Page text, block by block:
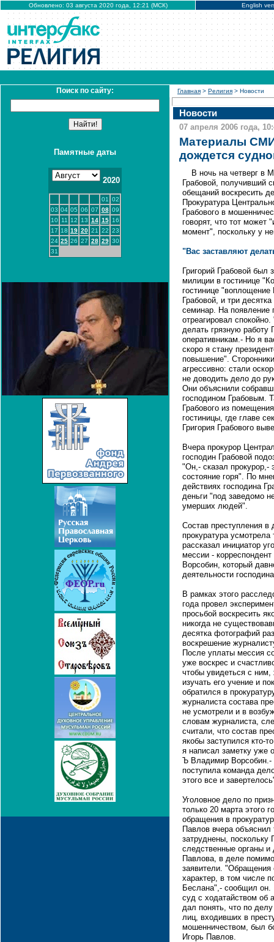
Обновлено: 03 августа 2020 года, 12:21 (МСК) English
Поиск по сайту:
Памятные даты
2020
01
02
03 04 05 06 07 08 09
10
11 12 13 14 15 16
17 18 19 20 21 22 23
24 25 26 27 28 29 30
31
Главная > Религия > Новости
Новости
07 апреля 2006 года,
Материалы
дождется
В ночь на четверг в
Грабовой, получивший
обещаний воскресить
Прокуратура
Грабового в
говорят, что тот может
момент", поскольку у
"Вас заставляют
Григорий Грабовой был
милиции в гостинице
гостинице "воплощение
Грабовой, и три
семинар. На появление
отреагировал
делать грязную работу
оперативникам.- Но я
скоро я стану
повышение".
агрессивно: стали
не доводить дело до
Они объяснили
господином Грабовым.
Грабового из
гостиницы, где главе
Григория Грабового
Вчера прокурор
господин Грабовой
"Он,- сказал прокурор,-
состояние горя". По
действиях господина
деньги "под заведомо
умерших людей".
Состав преступления в
прокуратура
рассказал инициатор
мессии -
Ворсобин, который
деятельности
В рамках этого
года провел
просьбой воскресить
никогда не
десятка фотографий
воскрешение
После уплаты мессия
уже воскрес и
чтобы увидеться с
изучать его учение и
обратился в
журналиста состава
не усмотрели и в
словам журналиста,
считали, что состав
якобы заступился кто-
я написал заметку уже
Ъ Владимир Ворсобин.-
поступила команда
этого все и
Уголовное дело по
только 20 марта этого
обращения в
Павлов вчера объяснил
затруднены, поскольку
следственные органы
Павлова, в деле
заявители. "Обращения
характер, в том числе
Беслана",- сообщил он.
суд с ходатайством об
дал понять, что по
лиц, входивших в
мошенничеством, был
Игорь Павлов.